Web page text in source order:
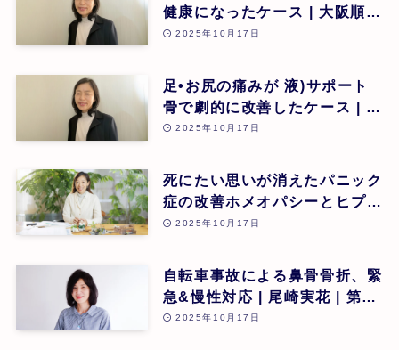
健康になったケース | 大阪順子
| 第26回
2025年10月17日
足•お尻の痛みが 液)サポート
骨で劇的に改善したケース | 大
阪順子 | 第26回
2025年10月17日
死にたい思いが消えたパニック
症の改善ホメオパシーとヒプノ
セラピー(催眠療法)の可能性 |
2025年10月17日
自転車事故による鼻骨骨折、緊
急&慢性対応 | 尾崎実花 | 第26
回2025年10月17日